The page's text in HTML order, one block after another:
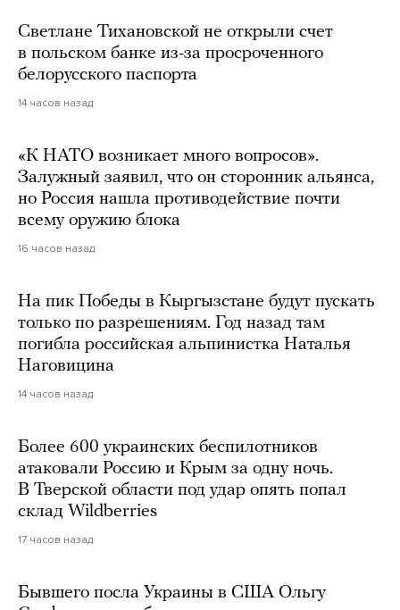
Светлане Тихановской не открыли счет
в польском банке из-за просроченного
белорусского паспорта
14 часов назад
«К НАТО возникает много вопросов».
Залужный заявил, что он сторонник альянса,
но Россия нашла противодействие почти
всему оружию блока
16 часов назад
На пик Победы в Кыргызстане будут пускать
только по разрешениям. Год назад там
погибла российская альпинистка Наталья
Наговицина
14 часов назад
Более 600 украинских беспилотников
атаковали Россию и Крым за одну ночь.
В Тверской области под удар опять попал
склад Wildberries
17 часов назад
Бывшего посла Украины в США Ольгу